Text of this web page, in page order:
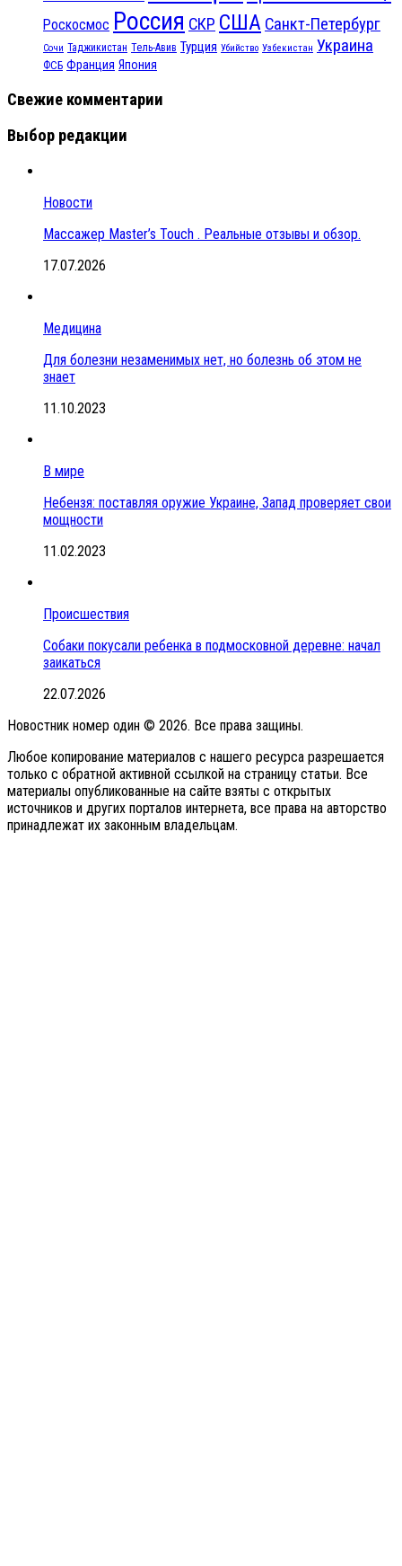
Роскосмос Россия СКР США Санкт-Петербург
Сочи Таджикистан Тель-Авив Турция Убийство Узбекистан Украина
ФСБ Франция Япония
Свежие комментарии
Выбор редакции
Новости
Массажер Master’s Touch . Реальные отзывы и обзор.
17.07.2026
Медицина
Для болезни незаменимых нет, но болезнь об этом не
знает
11.10.2023
В мире
Небензя: поставляя оружие Украине, Запад проверяет свои
мощности
11.02.2023
Происшествия
Собаки покусали ребенка в подмосковной деревне: начал
заикаться
22.07.2026
Новостник номер один © 2026. Все права защины.
Любое копирование материалов с нашего ресурса разрешается
только с обратной активной ссылкой на страницу статьи. Все
материалы опубликованные на сайте взяты с открытых
источников и других порталов интернета, все права на авторство
принадлежат их законным владельцам.